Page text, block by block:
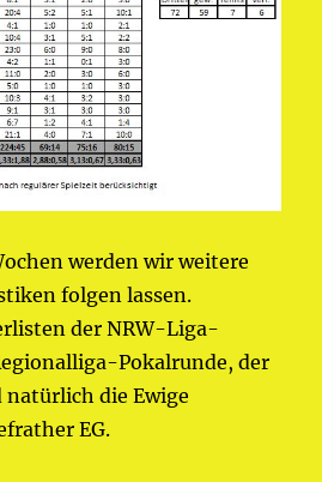
werden wir weitere
folgen lassen.
der NRW-Liga-
Pokalrunde, der
natürlich die Ewige
EG.